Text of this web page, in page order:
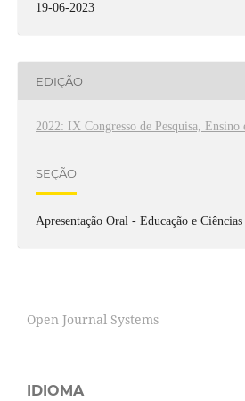
19-06-2023
EDIÇÃO
2022: IX Congresso de Pesquisa, Ensino
SEÇÃO
Apresentação Oral - Educação e
Open Journal Systems
IDIOMA